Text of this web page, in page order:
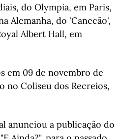
do Olympia, em Paris,
Alemanha, do 'Canecão',
Albert Hall, em
em 09 de novembro de
no Coliseu dos Recreios,
anunciou a publicação do